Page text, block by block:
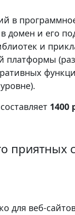
в
домен и его
и
1400
приятных
для веб-